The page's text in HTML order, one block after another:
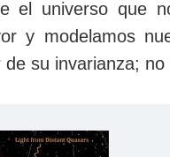
el universo que
y modelamos
su invarianza;